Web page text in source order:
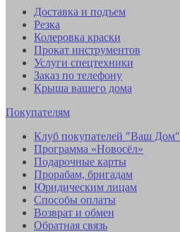
Доставка и подъем
Резка
Колеровка краски
Прокат инструментов
Услуги спецтехники
Заказ по телефону
Крыша вашего дома
Покупателям
Клуб покупателей "Ваш Дом"
Программа «Новосёл»
Подарочные карты
Прорабам, бригадам
Юридическим лицам
Способы оплаты
Возврат и обмен
Обратная связь